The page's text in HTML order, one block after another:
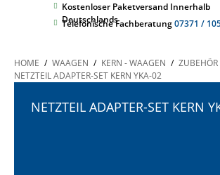
Kostenloser Paketversand Innerhalb
Deutschlands
Telefonische Fachberatung07371 /
HOME / WAAGEN / KERN - WAAGEN / ZUBEHÖR
NETZTEIL ADAPTER-SET KERN YKA-02
NETZTEIL ADAPTER-SET KERN